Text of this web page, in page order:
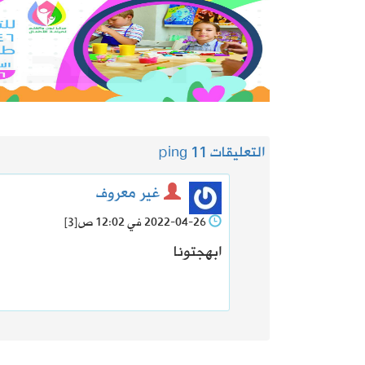
التعليقات 1 1 ping
غير معروف
[3]
ابهجتونا